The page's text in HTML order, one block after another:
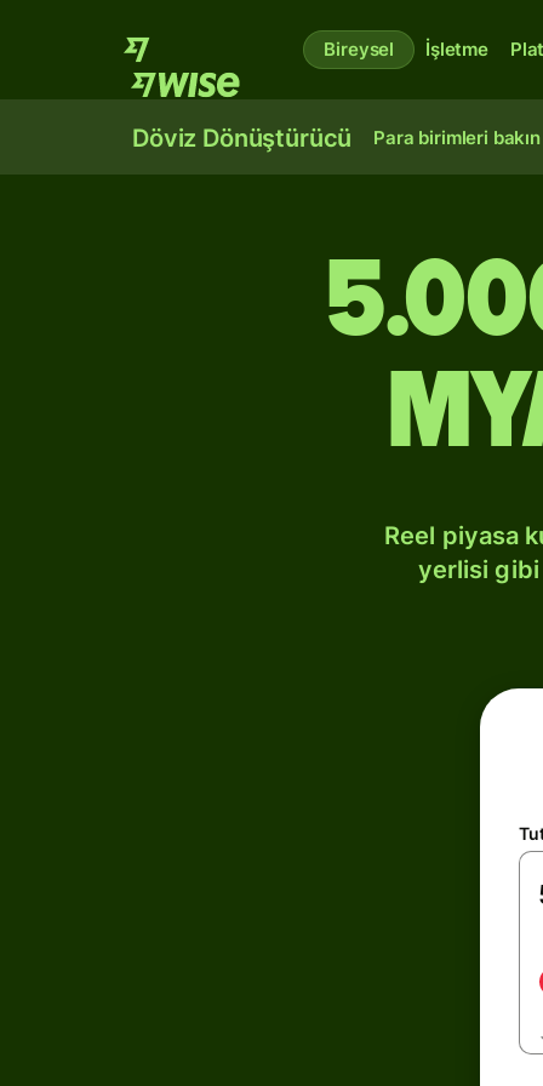
Bireysel İşletme
Döviz Dönüştürücü Para birimleri bakın
Reel piyasa
yerlisi gibi